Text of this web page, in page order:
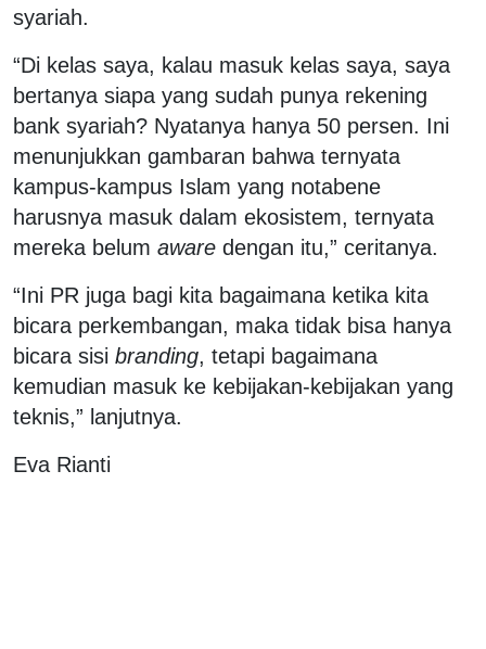
syariah.
“Di kelas saya, kalau masuk kelas saya, saya
bertanya siapa yang sudah punya rekening
bank syariah? Nyatanya hanya 50 persen. Ini
menunjukkan gambaran bahwa ternyata
kampus-kampus Islam yang notabene
harusnya masuk dalam ekosistem, ternyata
mereka belum aware dengan itu,” ceritanya.
“Ini PR juga bagi kita bagaimana ketika kita
bicara perkembangan, maka tidak bisa hanya
bicara sisi branding, tetapi bagaimana
kemudian masuk ke kebijakan-kebijakan yang
teknis,” lanjutnya.
Eva Rianti